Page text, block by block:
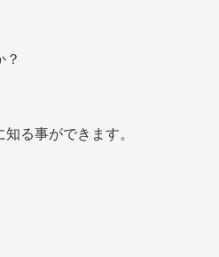
？
る事ができます。